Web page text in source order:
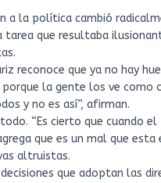
a la política cambió
tarea que resultaba
reconoce que ya no hay
la gente los ve como
y no es así”, afirman.
“Es cierto que cuando
que es un mal que esta
altruistas.
que adoptan las